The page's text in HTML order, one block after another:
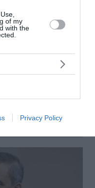
of my
with the
Privacy Policy
προς τις ΗΠΑ
με το Ιράν αναζητά ο
Ηνωμένων
να